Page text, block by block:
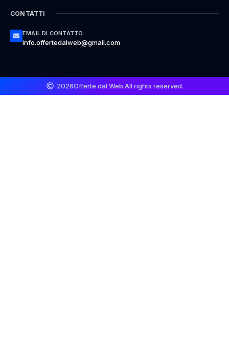
CONTATTI
EMAIL DI CONTATTO:
info.offertedalweb@gmail.com
2026Offerte dal Web.All rights reserved.